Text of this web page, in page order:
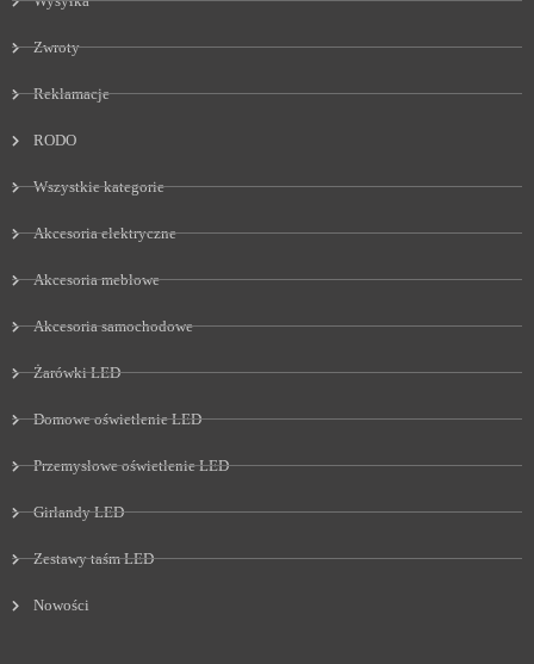
Zwroty
Reklamacje
RODO
Wszystkie kategorie
Akcesoria elektryczne
Akcesoria meblowe
Akcesoria samochodowe
Żarówki LED
Domowe oświetlenie LED
Przemysłowe oświetlenie LED
Girlandy LED
Zestawy taśm LED
Nowości